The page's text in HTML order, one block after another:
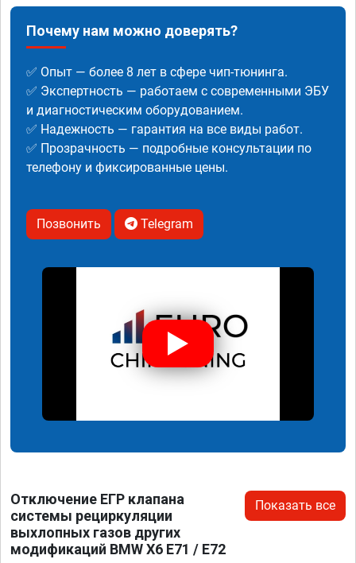
Почему нам можно доверять?
✅ Опыт — более 8 лет в сфере чип-тюнинга.
✅ Экспертность — работаем с современными ЭБУ
и диагностическим оборудованием.
✅ Надежность — гарантия на все виды работ.
✅ Прозрачность — подробные консультации по
телефону и фиксированные цены.
Позвонить Telegram
Отключение ЕГР клапана
системы рециркуляции
выхлопных газов других
модификаций BMW X6 E71 / E72
Показать все